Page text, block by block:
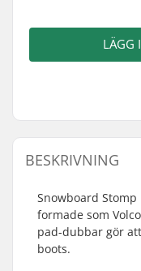
LÄGG
BESKRIVNING
Snowboard
formade som
pad-dubbar gör
boots.